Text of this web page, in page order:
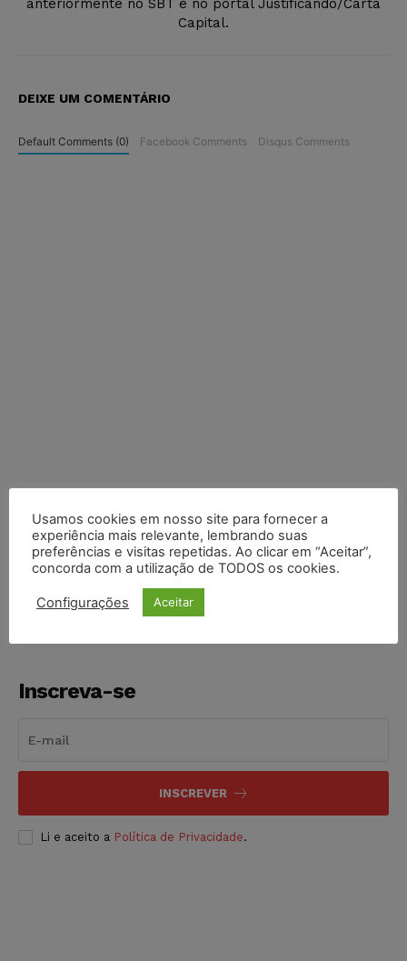
Capital.
DEIXE UM COMENTÁRIO
Default Comments (0) Facebook Comments Disqus Comments
COMPARTILHE
Inscreva-se
INSCREVER
Li e aceito a Política de Privacidade.
Usamos cookies em nosso site para fornecer a
experiência mais relevante, lembrando suas
preferências e visitas repetidas. Ao clicar em “Aceitar”,
concorda com a utilização de TODOS os cookies.
Configurações Aceitar